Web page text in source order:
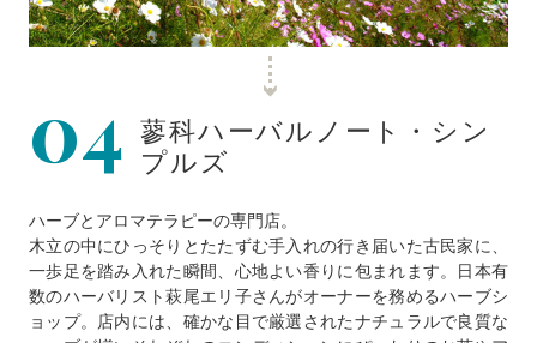
04
蓼科ハーバルノート・シン
プルズ
ハーブとアロマテラピーの専門店。
木立の中にひっそりとたたずむ手入れの行き届いた古民家に、
一歩足を踏み入れた瞬間、心地よい香りに包まれます。日本有
数のハーバリスト萩尾エリ子さんがオーナーを務めるハーブシ
ョップ。店内には、確かな目で厳選されたナチュラルで良質な